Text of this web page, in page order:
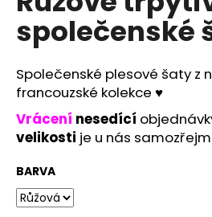
společenské
Společenské plesové šaty z
francouzské kolekce ♥
Vrácení nesedící
velikosti je u nás
BARVA
u
j
m
e
RŮŽOVÉ
SPOLEČENSKÉ
ŠATY
EMMA
S
ROZPARKEM